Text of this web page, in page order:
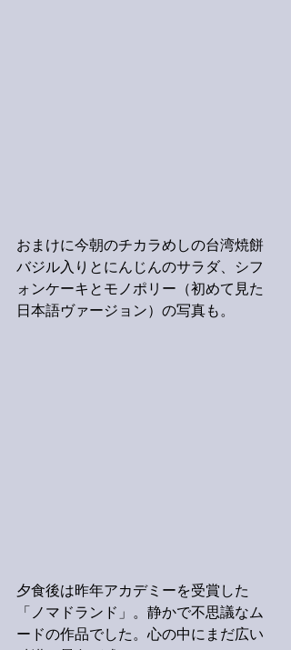
おまけに今朝のチカラめしの台湾焼餅
バジル入りとにんじんのサラダ、シフ
ォンケーキとモノポリー（初めて見た
日本語ヴァージョン）の写真も。
夕食後は昨年アカデミーを受賞した
「ノマドランド」。静かで不思議なム
ードの作品でした。心の中にまだ広い